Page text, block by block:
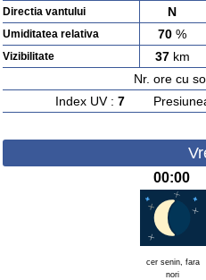
Directia vantului N
Umiditatea relativa 70 %
Vizibilitate 37km
Nr. ore cu
Index UV : 7Presiunea
00:00
cer senin, fara
nori